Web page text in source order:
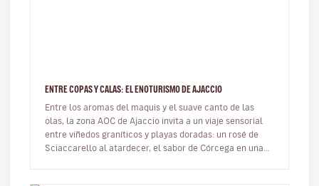
ENTRE COPAS Y CALAS: EL ENOTURISMO DE AJACCIO
Entre los aromas del maquis y el suave canto de las
olas, la zona AOC de Ajaccio invita a un viaje sensorial
entre viñedos graníticos y playas doradas: un rosé de
Sciaccarello al atardecer, el sabor de Córcega en una